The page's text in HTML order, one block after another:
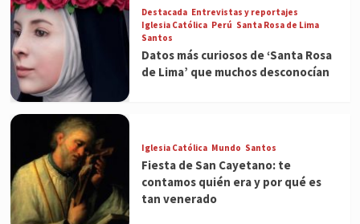
Destacada Entrevistas y reportajes
Iglesia Católica Perú Santa Rosa de Lima
Santos
Datos más curiosos de ‘Santa Rosa
de Lima’ que muchos desconocían
Iglesia Católica Mundo Santos
Fiesta de San Cayetano: te
contamos quién era y por qué es
tan venerado